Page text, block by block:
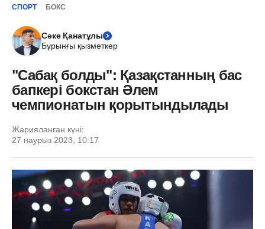
СПОРТ БОКС
Сәке Қанатұлы
Бұрынғы қызметкер
"Сабақ болды": Қазақстанның бас
бапкері бокстан Әлем
чемпионатын қорытындылады
Жарияланған күні:
27 наурыз 2023, 10:17